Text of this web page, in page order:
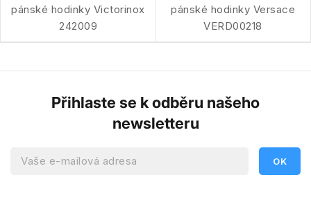
pánské hodinky Victorinox
242009
pánské hodinky Versace
VERD00218
Přihlaste se k odběru našeho
newsletteru